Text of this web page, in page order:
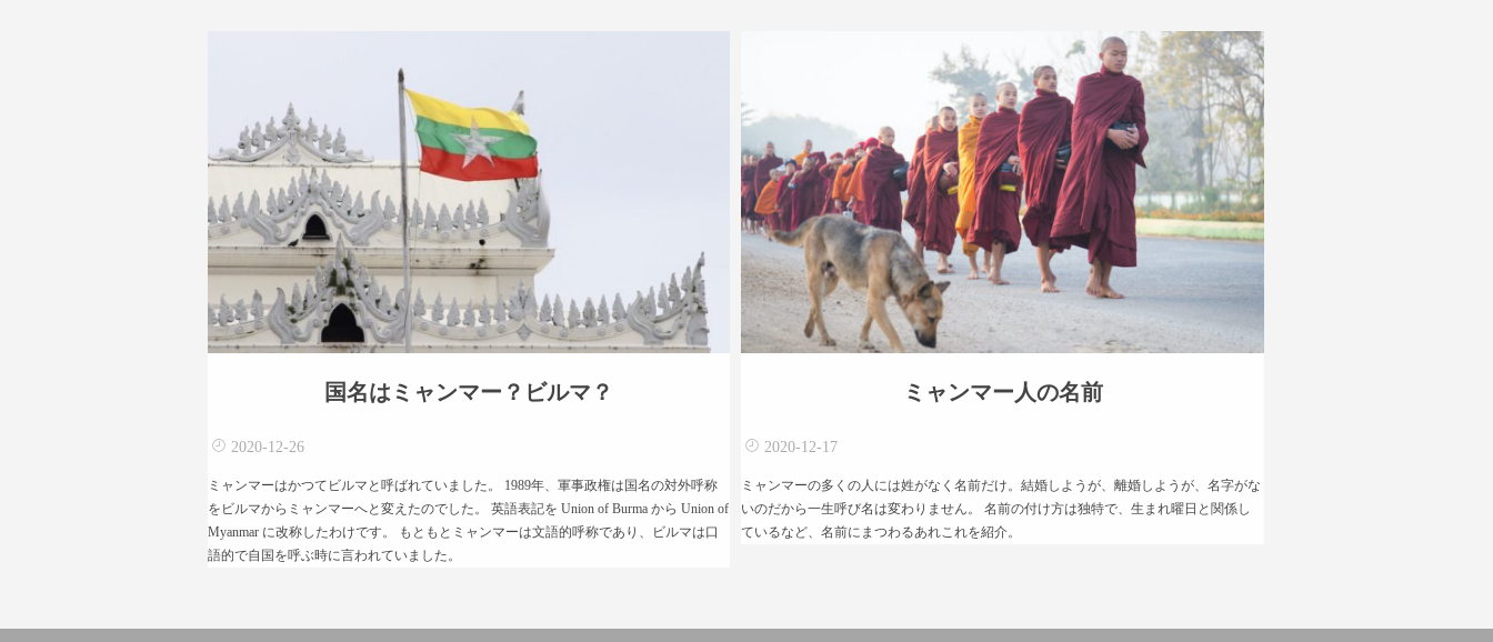
国名はミャンマー？ビルマ？
2020-12-26
ミャンマーはかつてビルマと呼ばれていました。 1989年、軍事政権は国名の対外呼称
をビルマからミャンマーへと変えたのでした。 英語表記を Union of Burma から Union of
Myanmar に改称したわけです。 もともとミャンマーは文語的呼称であり、ビルマは口
語的で自国を呼ぶ時に言われていました。
ミャンマー人の名前
2020-12-17
ミャンマーの多くの人には姓がなく名前だけ。結婚しようが、離婚しようが、名字がな
いのだから一生呼び名は変わりません。 名前の付け方は独特で、生まれ曜日と関係し
ているなど、名前にまつわるあれこれを紹介。